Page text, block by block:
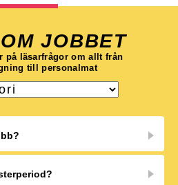
JOBBET
på läsarfrågor om allt från
till personalmat